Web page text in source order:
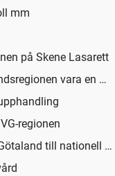
mm
på Skene Lasarett
vara en …
regionen
till nationell …